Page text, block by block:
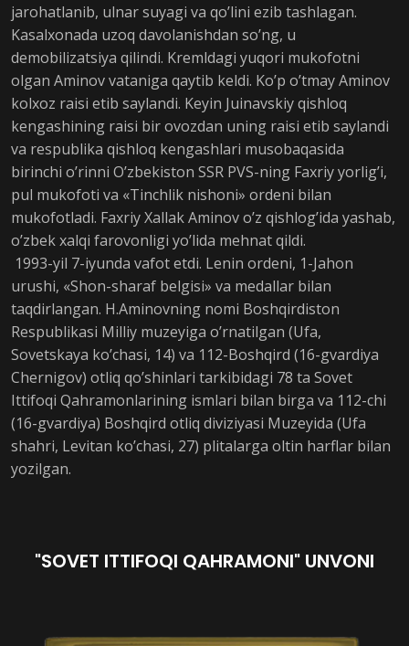
jarohatlanib, ulnar suyagi va qo’lini ezib tashlagan.
Kasalxonada uzoq davolanishdan so’ng, u
demobilizatsiya qilindi. Kremldagi yuqori mukofotni
olgan Aminov vataniga qaytib keldi. Ko’p o’tmay Aminov
kolxoz raisi etib saylandi. Keyin Juinavskiy qishloq
kengashining raisi bir ovozdan uning raisi etib saylandi
va respublika qishloq kengashlari musobaqasida
birinchi o’rinni O’zbekiston SSR PVS-ning Faxriy yorlig’i,
pul mukofoti va «Tinchlik nishoni» ordeni bilan
mukofotladi. Faxriy Xallak Aminov o’z qishlog’ida yashab,
o’zbek xalqi farovonligi yo’lida mehnat qildi.
1993-yil 7-iyunda vafot etdi. Lenin ordeni, 1-Jahon
urushi, «Shon-sharaf belgisi» va medallar bilan
taqdirlangan. H.Aminovning nomi Boshqirdiston
Respublikasi Milliy muzeyiga o’rnatilgan (Ufa,
Sovetskaya ko’chasi, 14) va 112-Boshqird (16-gvardiya
Chernigov) otliq qo’shinlari tarkibidagi 78 ta Sovet
Ittifoqi Qahramonlarining ismlari bilan birga va 112-chi
(16-gvardiya) Boshqird otliq diviziyasi Muzeyida (Ufa
shahri, Levitan ko’chasi, 27) plitalarga oltin harflar bilan
yozilgan.
"SOVET ITTIFOQI QAHRAMONI" UNVONI